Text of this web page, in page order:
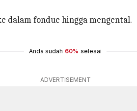
dalam fondue hingga mengental.
Anda sudah 60% selesai
ADVERTISEMENT